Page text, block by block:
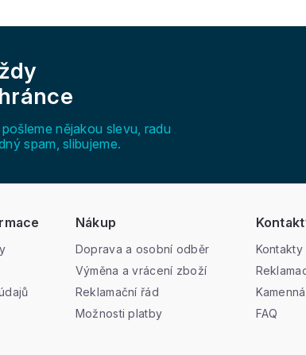
nějakou slevu, radu
spam, slibujeme.
Nákup
Doprava a osobní odběr
Výměna a vrácení zboží
Reklamační řád
Možnosti platby
Kontakty
FAQ